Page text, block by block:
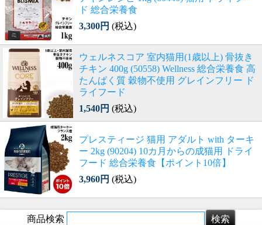
ド 総合栄養食
3,300円 (税込)
ウェルネスコア 室内猫用(1歳以上) 骨抜き
チキン 400g (50558) Wellness 総合栄養食 高
たんぱく質 穀物不使用 グレインフリー ド
ライフード
1,540円 (税込)
プレスティージ 猫用 アダルト with ターキ
ー 2kg (90204) 10カ月からの成猫用 ドライ
フード 総合栄養食【ポイント10倍】
3,960円 (税込)
商品検索